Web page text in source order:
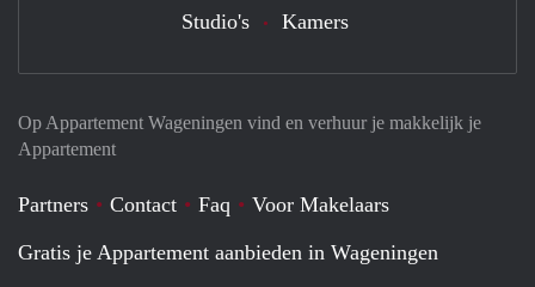
Op Appartement Wageningen vind en verhuur je makkelijk je
Appartement
Partners Contact Faq
Voor Makelaars
Gratis je Appartement aanbieden in Wageningen
Studio's Kamers